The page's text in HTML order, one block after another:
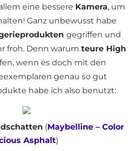
eine bessere Kamera, um
Ganz unbewusst habe
gegriffen und
froh. Denn warum teure High
wenn es doch mit den
genau so gut
habe ich also benutzt:
(Maybelline – Color
Asphalt)